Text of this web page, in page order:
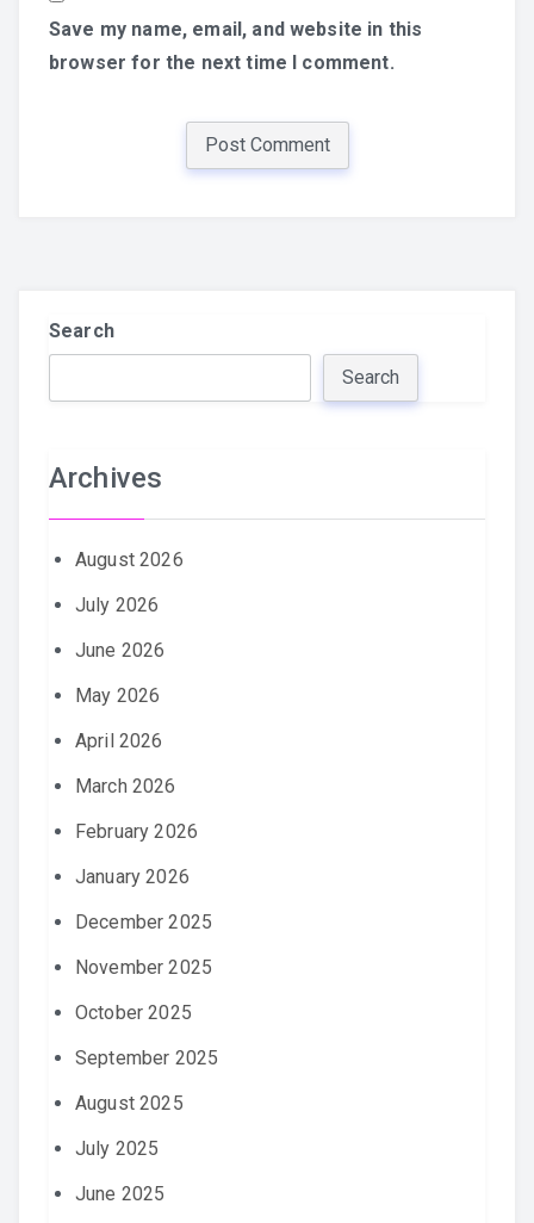
Save my name, email, and website in this
browser for the next time I comment.
Search
Search
Archives
August 2026
July 2026
June 2026
May 2026
April 2026
March 2026
February 2026
January 2026
December 2025
November 2025
October 2025
September 2025
August 2025
July 2025
June 2025